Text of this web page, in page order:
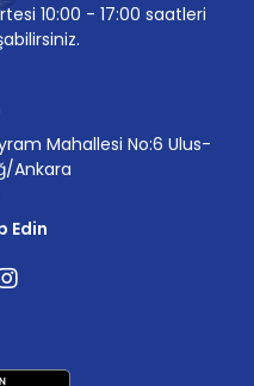
10:00 - 17:00 saatleri
Mahallesi No:6 Ulus-
Ankara
Edin